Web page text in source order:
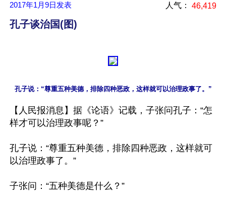
2017年1月9日 发表 人气： 46,419
孔子谈治国(图)
【人民报消息】据《论语》记载，子张问孔子：“怎
样才可以治理政事呢？”
孔子说：“尊重五种美德，排除四种恶政，这样就可
以治理政事了。”
子张问：“五种美德是什么？”